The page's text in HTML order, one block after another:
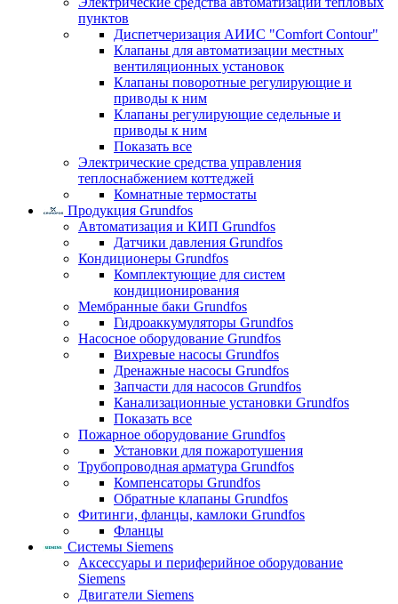
пунктов
Диспетчеризация АИИС "Comfort Contour"
Клапаны для автоматизации местных
вентиляционных установок
Клапаны поворотные регулирующие и
приводы к ним
Клапаны регулирующие седельные и
приводы к ним
Показать все
Электрические средства управления
теплоснабжением коттеджей
Комнатные термостаты
Продукция Grundfos
Автоматизация и КИП Grundfos
Датчики давления Grundfos
Кондиционеры Grundfos
Комплектующие для систем
кондиционирования
Мембранные баки Grundfos
Гидроаккумуляторы Grundfos
Насосное оборудование Grundfos
Вихревые насосы Grundfos
Дренажные насосы Grundfos
Запчасти для насосов Grundfos
Канализационные установки Grundfos
Показать все
Пожарное оборудование Grundfos
Установки для пожаротушения
Трубопроводная арматура Grundfos
Компенсаторы Grundfos
Обратные клапаны Grundfos
Фитинги, фланцы, камлоки Grundfos
Фланцы
Системы Siemens
Аксессуары и периферийное оборудование
Siemens
Двигатели Siemens